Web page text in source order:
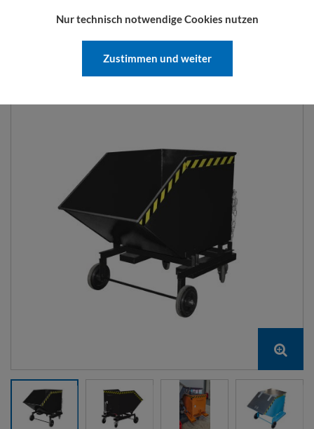
KASTENWAGEN TYP SKW-ET 600
L | 1395 X 1070 X 1220 MM | RAL
Nur technisch notwendige Cookies nutzen
Zustimmen und weiter